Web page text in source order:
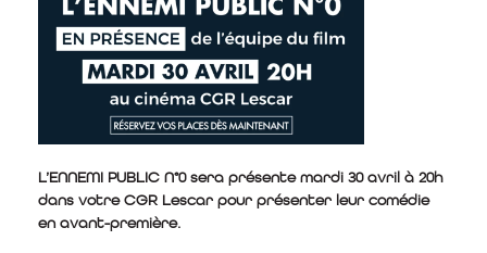
L’ENNEMI PUBLIC N°0 sera présente mardi 30 avril à 20h
dans votre CGR Lescar pour présenter leur comédie
en avant-première.